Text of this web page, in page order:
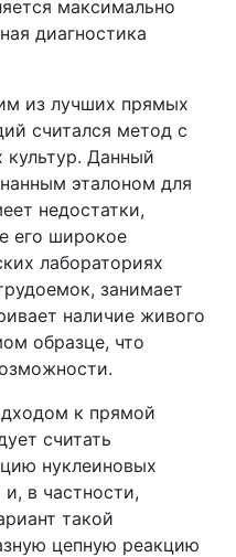
максимально
диагностика
из лучших прямых
считался метод с
культур. Данный
эталоном для
недостатки,
его широкое
лабораториях
занимает
наличие живого
образце, что
к прямой
считать
нуклеиновых
в частности,
такой
цепную реакцию